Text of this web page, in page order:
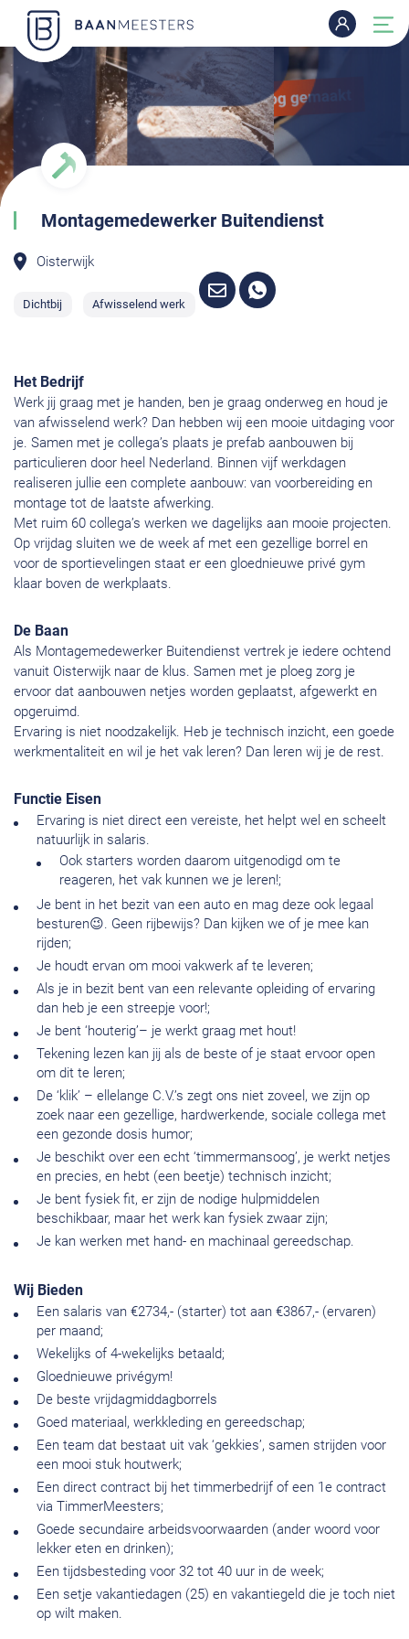
Montagemedewerker Buitendienst
Oisterwijk
Dichtbij Afwisselend werk
Het Bedrijf
Werk jij graag met je handen, ben je graag onderweg en houd je
van afwisselend werk? Dan hebben wij een mooie uitdaging voor
je. Samen met je collega’s plaats je prefab aanbouwen bij
particulieren door heel Nederland. Binnen vijf werkdagen
realiseren jullie een complete aanbouw: van voorbereiding en
montage tot de laatste afwerking.
Met ruim 60 collega’s werken we dagelijks aan mooie projecten.
Op vrijdag sluiten we de week af met een gezellige borrel en
voor de sportievelingen staat er een gloednieuwe privé gym
klaar boven de werkplaats.
De Baan
Als Montagemedewerker Buitendienst vertrek je iedere ochtend
vanuit Oisterwijk naar de klus. Samen met je ploeg zorg je
ervoor dat aanbouwen netjes worden geplaatst, afgewerkt en
opgeruimd.
Ervaring is niet noodzakelijk. Heb je technisch inzicht, een goede
werkmentaliteit en wil je het vak leren? Dan leren wij je de rest.
Functie Eisen
Ervaring is niet direct een vereiste, het helpt wel en scheelt
natuurlijk in salaris.
Ook starters worden daarom uitgenodigd om te
reageren, het vak kunnen we je leren!;
Je bent in het bezit van een auto en mag deze ook legaal
besturen😉. Geen rijbewijs? Dan kijken we of je mee kan
rijden;
Je houdt ervan om mooi vakwerk af te leveren;
Als je in bezit bent van een relevante opleiding of ervaring
dan heb je een streepje voor!;
Je bent ‘houterig’– je werkt graag met hout!
Tekening lezen kan jij als de beste of je staat ervoor open
om dit te leren;
De ‘klik’ – ellelange C.V.’s zegt ons niet zoveel, we zijn op
zoek naar een gezellige, hardwerkende, sociale collega met
een gezonde dosis humor;
Je beschikt over een echt ‘timmermansoog’, je werkt netjes
en precies, en hebt (een beetje) technisch inzicht;
Je bent fysiek fit, er zijn de nodige hulpmiddelen
beschikbaar, maar het werk kan fysiek zwaar zijn;
Je kan werken met hand- en machinaal gereedschap.
Wij Bieden
Een salaris van €2734,- (starter) tot aan €3867,- (ervaren)
per maand;
Wekelijks of 4-wekelijks betaald;
Gloednieuwe privégym!
De beste vrijdagmiddagborrels
Goed materiaal, werkkleding en gereedschap;
Een team dat bestaat uit vak ‘gekkies’, samen strijden voor
een mooi stuk houtwerk;
Een direct contract bij het timmerbedrijf of een 1e contract
via TimmerMeesters;
Goede secundaire arbeidsvoorwaarden (ander woord voor
lekker eten en drinken);
Een tijdsbesteding voor 32 tot 40 uur in de week;
Een setje vakantiedagen (25) en vakantiegeld die je toch niet
op wilt maken.